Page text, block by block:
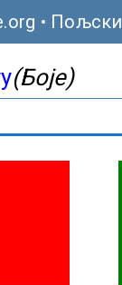
• Пољски
(Боје)